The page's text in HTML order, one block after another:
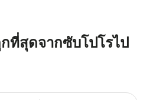
ที่สุดจากซับโปโรไป
งคุณ (ต้นทางและ/หรือปลายทาง) หรื